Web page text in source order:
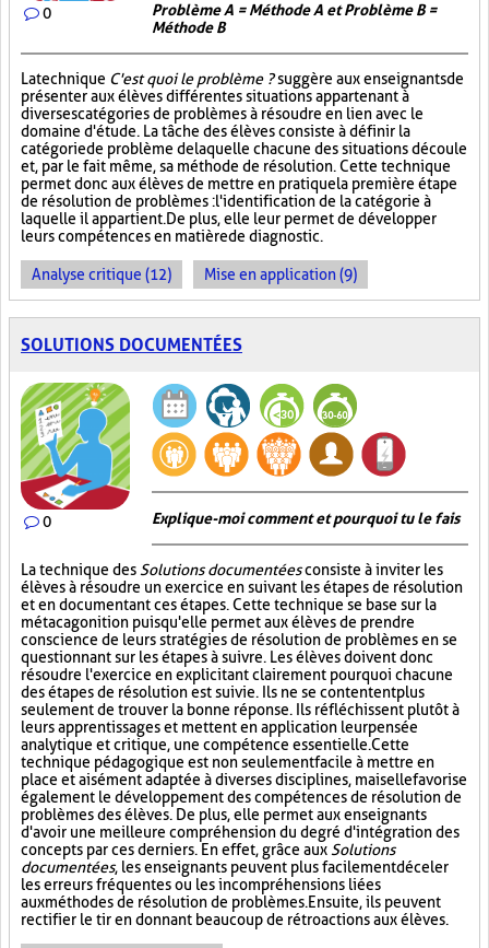
0
Problème A = Méthode A et Problème B =
Méthode B
La technique C'est quoi le problème ?suggère aux enseignants de
présenter aux élèves différentes situations appartenant à
diverses catégories de problèmes à résoudre en lien avec le
domaine d'étude. La tâche des élèves consiste à définir la
catégorie de problème de laquelle chacune des situations découle
et, par le fait même, sa méthode de résolution. Cette technique
permet donc aux élèves de mettre en pratique la première étape
de résolution de problèmes : l'identification de la catégorie à
laquelle il appartient. De plus, elle leur permet de développer
leurs compétences en matière de diagnostic.
Analyse critique (12) Mise en application (9)
SOLUTIONS DOCUMENTÉES
0 Explique-moi comment et pourquoi tu le fais
La technique des Solutions documentéesconsiste à inviter les
élèves à résoudre un exercice en suivant les étapes de résolution
et en documentant ces étapes. Cette technique se base sur la
métacagonition puisqu'elle permet aux élèves de prendre
conscience de leurs stratégies de résolution de problèmes en se
questionnant sur les étapes à suivre. Les élèves doivent donc
résoudre l'exercice en explicitant clairement pourquoi chacune
des étapes de résolution est suivie. Ils ne se contentent plus
seulement de trouver la bonne réponse. Ils réfléchissent plutôt à
leurs apprentissages et mettent en application leur pensée
analytique et critique, une compétence essentielle. Cette
technique pédagogique est non seulement facile à mettre en
place et aisément adaptée à diverses disciplines, mais elle favorise
également le développement des compétences de résolution de
problèmes des élèves. De plus, elle permet aux enseignants
d'avoir une meilleure compréhension du degré d'intégration des
concepts par ces derniers. En effet, grâce aux Solutions
documentées, les enseignants peuvent plus facilement déceler
les erreurs fréquentes ou les incompréhensions liées
aux méthodes de résolution de problèmes. Ensuite, ils peuvent
rectifier le tir en donnant beaucoup de rétroactions aux élèves.